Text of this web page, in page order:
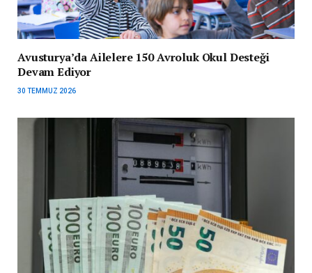
Avusturya’da Ailelere 150 Avroluk Okul Desteği
Devam Ediyor
30 TEMMUZ 2026